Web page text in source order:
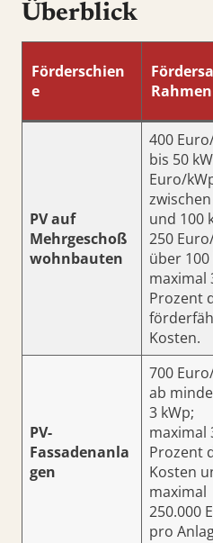
Überblick
Förderschien
e
Rahmen
PV auf
Mehrgeschoß
wohnbauten
400
bis 50
Euro/
und 100
250
über 100
maximal
Prozent
Kosten.
PV-
Fassadenanla
gen
700
ab
3 kWp;
maximal
Prozent
Kosten
maximal
250.000
pro